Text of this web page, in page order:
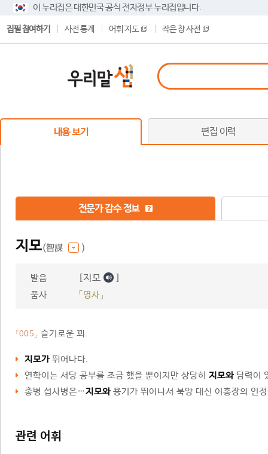
이 누리집은 대한민국 공식 전자정부 누리집입니다.
집필 참여하기 사전 통계 어휘 지도 작은 창 사전
내용 보기 편집 이력
전문가 감수 정보
지모(智謀 )
발음 [지모 ]
품사 「명사」
「005」 슬기로운 꾀.
지모가 뛰어나다.
연학이는 서당 공부를 조금 했을 뿐이지만 상당히 지모와 담력이
총병 섭사병은…지모와 용기가 뛰어나서 북양 대신 이홍장의
관련 어휘